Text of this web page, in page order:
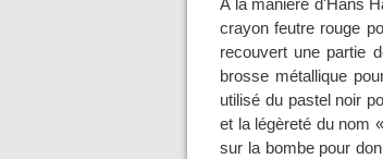
A la manière d'Hans
crayon feutre rouge
recouvert une partie
brosse métallique
utilisé du pastel noir
et la légèreté du nom
sur la bombe pour